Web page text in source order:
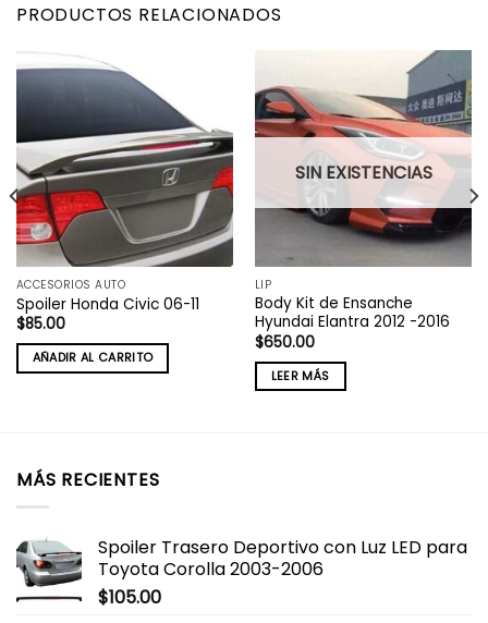
PRODUCTOS RELACIONADOS
ACCESORIOS AUTO
Spoiler Honda Civic 06-11
$85.00
AÑADIR AL CARRITO
SIN EXISTENCIAS
LIP
Body Kit de Ensanche
Hyundai Elantra 2012 -2016
$650.00
LEER MÁS
MÁS RECIENTES
Spoiler Trasero Deportivo con Luz LED para
Toyota Corolla 2003-2006
$105.00